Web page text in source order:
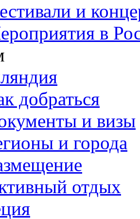
и
в
добраться
и визы
и города
отдых